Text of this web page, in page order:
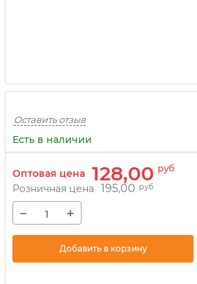
Оставить отзыв
Есть в наличии
Оптовая цена 128,00 руб
Розничная цена 195,00 руб
− +
Добавить в корзину